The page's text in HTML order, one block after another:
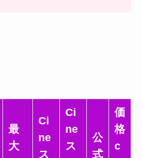
最
大
Ci
ne
ス
Ci
ne
ス
公
式
価
格
c